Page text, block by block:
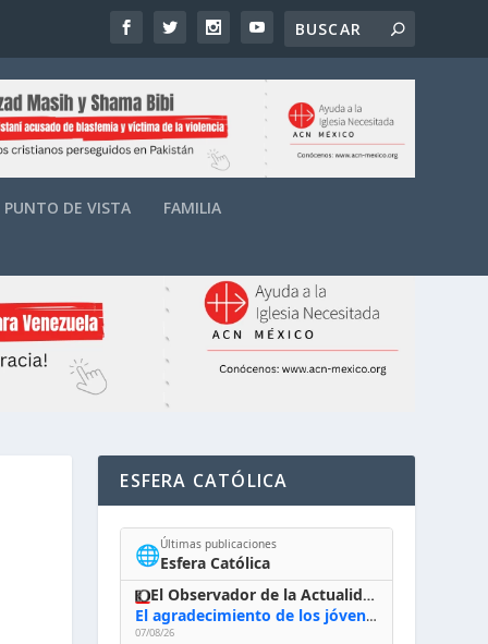
PUNTO DE VISTA FAMILIA
ESFERA CATÓLICA
🌐Últimas publicaciones
Esfera Católica
El Observador de la Actualidad
El agradecimiento de los jóvenes al Papa: «Hoy nos sentimos Iglesia»
07/08/26